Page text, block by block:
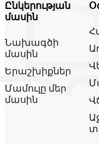
Ընկերության
մասին
Նախագծի
մասին
Երաշխիքներ
Մամուլը մեր
մասին